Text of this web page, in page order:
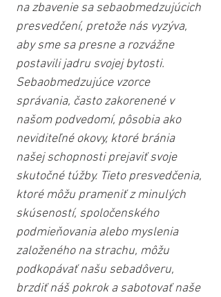
na zbavenie sa sebaobmedzujúcich
presvedčení, pretože nás vyzýva,
aby sme sa presne a rozvážne
postavili jadru svojej bytosti.
Sebaobmedzujúce vzorce
správania, často zakorenené v
našom podvedomí, pôsobia ako
neviditeľné okovy, ktoré bránia
našej schopnosti prejaviť svoje
skutočné túžby. Tieto presvedčenia,
ktoré môžu prameniť z minulých
skúseností, spoločenského
podmieňovania alebo myslenia
založeného na strachu, môžu
podkopávať našu sebadôveru,
brzdiť náš pokrok a sabotovať naše